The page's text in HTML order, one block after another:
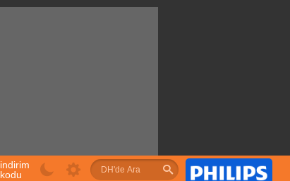
indirim
kodu